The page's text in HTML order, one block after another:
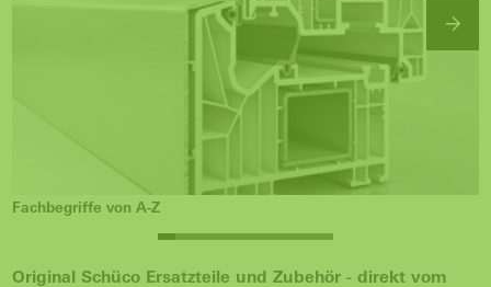
Fachbegriffe von A-Z
Original Schüco Ersatzteile und Zubehör - direkt vom